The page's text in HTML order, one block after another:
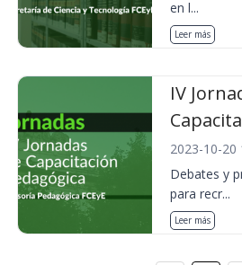
en l...
Leer más
IV
2023-10-20
Debates y
para recr...
Leer más